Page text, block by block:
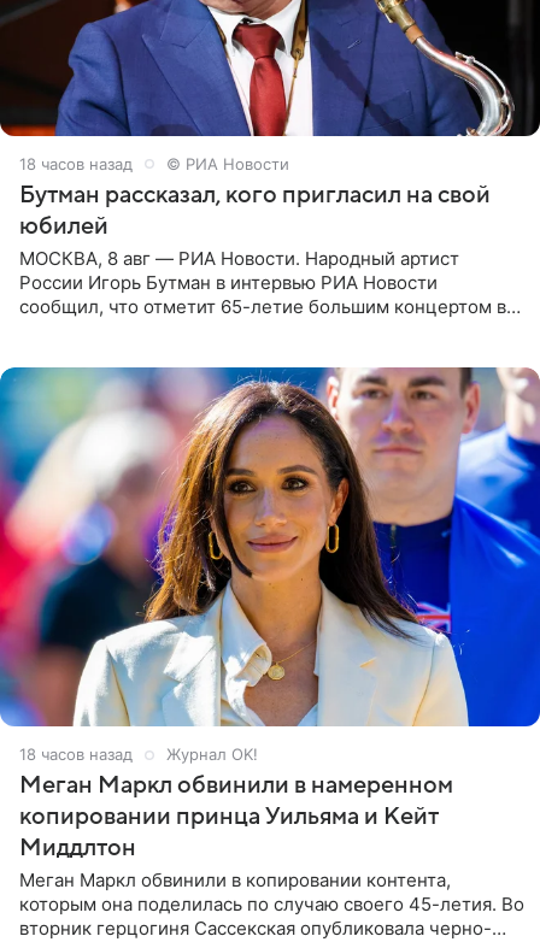
18 часов назад © РИА Новости
Бутман рассказал, кого пригласил на свой
юбилей
МОСКВА, 8 авг — РИА Новости. Народный артист
России Игорь Бутман в интервью РИА Новости
сообщил, что отметит 65-летие большим концертом в
18 часов назад Журнал OK!
Меган Маркл обвинили в намеренном
копировании принца Уильяма и Кейт
Миддлтон
Меган Маркл обвинили в копировании контента,
которым она поделилась по случаю своего 45-летия. Во
вторник герцогиня Сассекская опубликовала черно-